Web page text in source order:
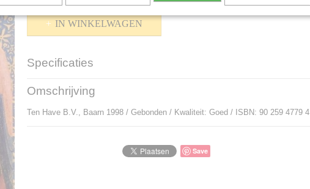
IN WINKELWAGEN
Specificaties
Productcode
Bruto gewicht
Omschrijving
Ten Have B.V., Baarn 1998 / Gebonden / Kwaliteit: Goed / ISBN: 90 259 4779 4
Save